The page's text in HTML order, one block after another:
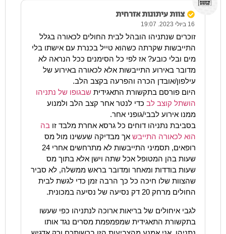
צוות עיתונות אזרחית
16 ביולי 2023. 19:07
זוכרים שנתניהו הובהל לבית החולים לכאורה בגלל
התייבשות שקרתה כשהוא טייל בכנרת עם אישתו בלי
מים ובלי כובע? אז לפי כל הסימנים ככל הנראה לא
מדובר באירוע התייבשות אלא לכאורה באירוע של
עילפון/אובדן הכרה והפרעה בקצב הלב.
היום פורסם בתקשורת התאגידית שבגופו של נתניהו
הושתל קוצב לב כדי לנטר אחר קצב הלב ולמנוע
ממנו אירוע לבבי/גופני אחר.
בסביבת נתניהו דוחים כל גרסא אחרת מלבד זו בה
הוא לכאורה התייבש אך מבדיקה שעשינו מול מס
רופאים, תסמיני התייבשות לא מתרחשים אחרי 24
שעות בהן המטופל אכל שתה וישן אלא בתוך מס
שעות בודדות ומאחר ומדובר בראש ממשלה, לא סביר
שהצוות שלו חיכה כל כך הרבה זמן כדי לגשת לבית
החולים מרחק 20 דק נסיעה של נסיעה במכונית.
לגבי איחולים של בריאות ארוכה לנתניהו כפי שעשו
בתקשורת התאגידית שמפמפמת מסרים נגד אותו